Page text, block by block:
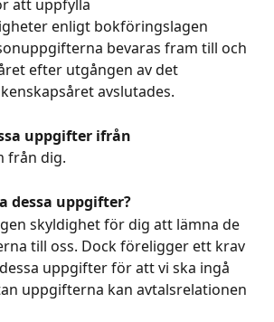
att uppfylla
enligt bokföringslagen
bevaras fram till och
efter utgången av det
avslutades.
uppgifter ifrån
från dig.
dessa uppgifter?
skyldighet för dig att lämna de
till oss. Dock föreligger ett krav
uppgifter för att vi ska ingå
uppgifterna kan avtalsrelationen